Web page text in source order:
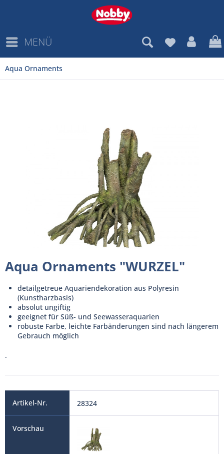
MENÜ
Aqua Ornaments
Aqua Ornaments "WURZEL"
detailgetreue Aquariendekoration aus Polyresin
(Kunstharzbasis)
absolut ungiftig
geeignet für Süß- und Seewasseraquarien
robuste Farbe, leichte Farbänderungen sind nach längerem
Gebrauch möglich
.
28324